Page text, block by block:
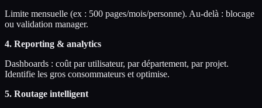
Limite mensuelle (ex : 500 pages/mois/personne). Au-delà : blocage
ou validation manager.
4. Reporting & analytics
Dashboards : coût par utilisateur, par département, par projet.
Identifie les gros consommateurs et optimise.
5. Routage intelligent